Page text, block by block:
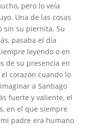
pero lo veía
Una de las cosas
sin su piernita. Su
pasaba el día
leyendo o en
de su presencia en
corazón cuando lo
a Santiago
fuerte y valiente, el
en el que siempre
padre era humano